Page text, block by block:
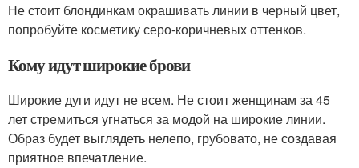
Не стоит блондинкам окрашивать линии в черный цвет,
попробуйте косметику серо-коричневых оттенков.
Кому идут широкие брови
Широкие дуги идут не всем. Не стоит женщинам за 45
лет стремиться угнаться за модой на широкие линии.
Образ будет выглядеть нелепо, грубовато, не создавая
приятное впечатление.